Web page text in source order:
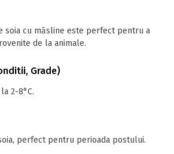
soia cu măsline este perfect pentru a
de la animale.
Grade)
2-8°C.
perfect pentru perioada postului.